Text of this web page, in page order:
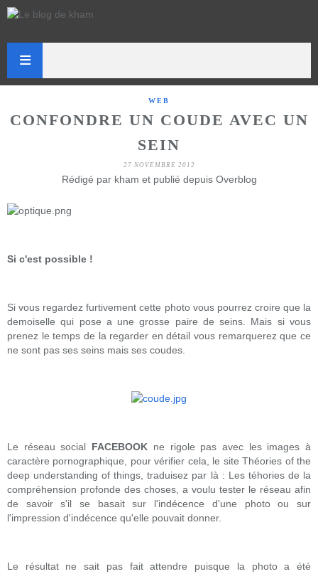
WEB
CONFONDRE UN COUDE AVEC UN
SEIN
27 NOVEMBRE 2012
Rédigé par kham et publié depuis Overblog
Si c'est possible !
Si vous regardez furtivement cette photo vous pourrez croire que la
demoiselle qui pose a une grosse paire de seins. Mais si vous
prenez le temps de la regarder en détail vous remarquerez que ce
ne sont pas ses seins mais ses coudes.
Le réseau social FACEBOOK ne rigole pas avec les images à
caractère pornographique, pour vérifier cela, le site Théories of the
deep understanding of things, traduisez par là : Les téhories de la
compréhension profonde des choses, a voulu tester le réseau afin
de savoir s'il se basait sur l'indécence d'une photo ou sur
l'impression d'indécence qu'elle pouvait donner.
Le résultat ne sait pas fait attendre puisque la photo a été